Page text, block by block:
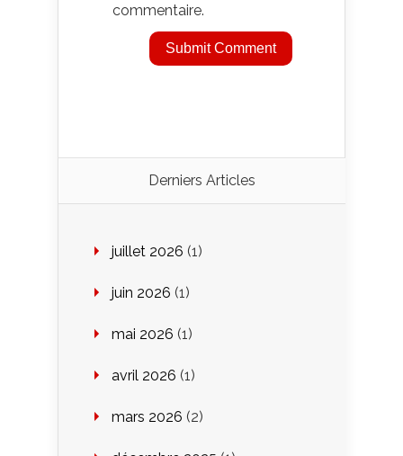
commentaire.
Derniers Articles
juillet 2026 (1)
juin 2026 (1)
mai 2026 (1)
avril 2026 (1)
mars 2026 (2)